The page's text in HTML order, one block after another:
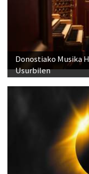
Donostiako Musika
Usurbilen